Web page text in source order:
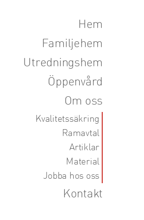
Hem
Familjehem
Utredningshem
Öppenvård
Om oss
Kvalitetssäkring
Ramavtal
Artiklar
Material
Jobba hos oss
Kontakt